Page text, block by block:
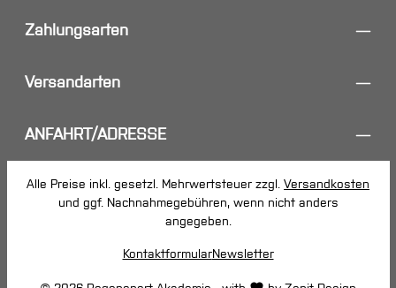
Zahlungsarten
Versandarten
ANFAHRT/ADRESSE
Alle Preise inkl. gesetzl. Mehrwertsteuer zzgl. Versandkosten
und ggf. Nachnahmegebühren, wenn nicht anders
angegeben.
KontaktformularNewsletter